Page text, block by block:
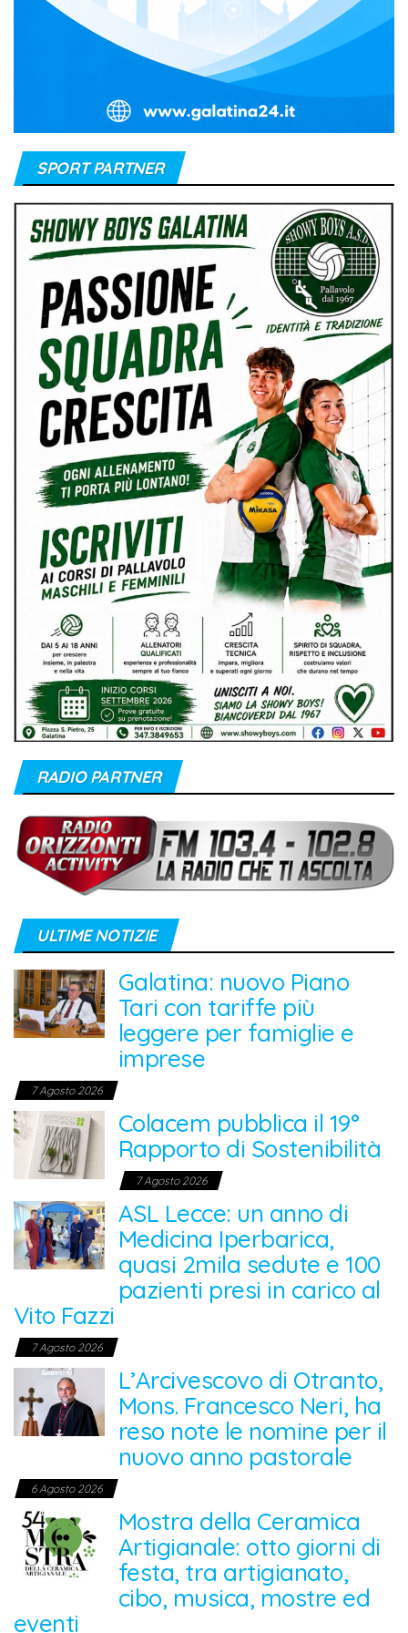
SPORT PARTNER
RADIO PARTNER
ULTIME NOTIZIE
Galatina: nuovo Piano
Tari con tariffe più
leggere per famiglie e
imprese
7 Agosto 2026
Colacem pubblica il 19°
Rapporto di Sostenibilità
7 Agosto 2026
ASL Lecce: un anno di
Medicina Iperbarica,
quasi 2mila sedute e 100
pazienti presi in carico al
Vito Fazzi
7 Agosto 2026
L’Arcivescovo di Otranto,
Mons. Francesco Neri, ha
reso note le nomine per il
nuovo anno pastorale
6 Agosto 2026
Mostra della Ceramica
Artigianale: otto giorni di
festa, tra artigianato,
cibo, musica, mostre ed
eventi